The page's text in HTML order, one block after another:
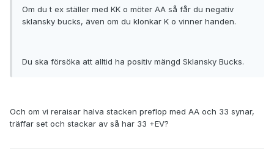
Om du t ex ställer med KK o möter AA så får du negativ
sklansky bucks, även om du klonkar K o vinner handen.
Du ska försöka att alltid ha positiv mängd Sklansky Bucks.
Och om vi reraisar halva stacken preflop med AA och 33 synar,
träffar set och stackar av så har 33 +EV?